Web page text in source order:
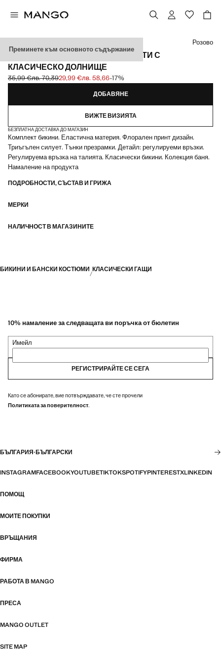
Преминете към основното съдържание
ЩАМПОВАН БАНСКИ ОТ ДВЕ ЧАСТИ С
КЛАСИЧЕСКО ДОЛНИЩЕ
Задраскана първоначална цена [35,99 € лв. 70,39]
35,99 €лв. 70,39
Текуща цена [29,99 € лв. 58,66]
29,99 €лв. 58,66-17%
Изберете цвят
Розово
ДОБАВЯНЕ
ВИЖТЕ ВИЗИЯТА
БЕЗПЛАТНА ДОСТАВКА ДО МАГАЗИН
Комплект бикини. Еластична материя. Флорален принт дизайн.
Триъгълен силует. Тънки презрамки. Детайл: регулируеми връзки.
Регулируема връзка на талията. Класически бикини. Колекция баня.
Намаление на продукта
ПОДРОБНОСТИ, СЪСТАВ И ГРИЖА
МЕРКИ
НАЛИЧНОСТ В МАГАЗИНИТЕ
БИКИНИ И БАНСКИ КОСТЮМИ КЛАСИЧЕСКИ ГАЩИ
10% намаление за следващата ви поръчка от бюлетин
Имейл
РЕГИСТРИРАЙТЕ СЕ СЕГА
Като се абонирате, вие потвърждавате, че сте прочели
Политиката за поверителност.
БЪЛГАРИЯ·БЪЛГАРСКИ
INSTAGRAMFACEBOOKYOUTUBETIKTOKSPOTIFYPINTERESTXLINKEDIN
ПОМОЩ
МОИТЕ ПОКУПКИ
ВРЪЩАНИЯ
ФИРМА
РАБОТА В MANGO
ПРЕСА
MANGO OUTLET
SITE MAP